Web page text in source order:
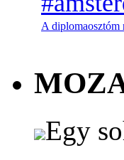
A diplomaosztóm
Egy